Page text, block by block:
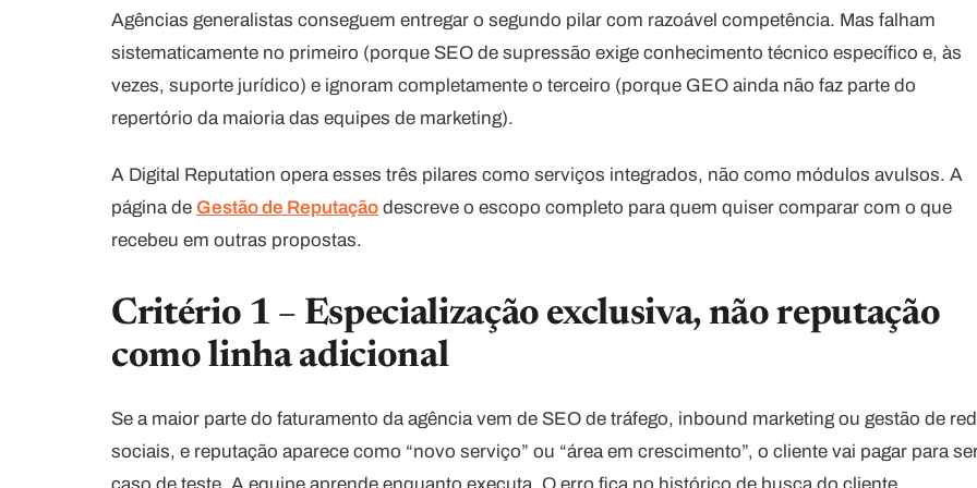
Agências generalistas conseguem entregar o segundo pilar com razoável competência. Mas falham
sistematicamente no primeiro (porque SEO de supressão exige conhecimento técnico específico e, às
vezes, suporte jurídico) e ignoram completamente o terceiro (porque GEO ainda não faz parte do
repertório da maioria das equipes de marketing).
A Digital Reputation opera esses três pilares como serviços integrados, não como módulos avulsos. A
página de Gestão de Reputação descreve o escopo completo para quem quiser comparar com o que
recebeu em outras propostas.
Critério 1 – Especialização exclusiva, não reputação
como linha adicional
Se a maior parte do faturamento da agência vem de SEO de tráfego, inbound marketing ou gestão de
sociais, e reputação aparece como “novo serviço” ou “área em crescimento”, o cliente vai pagar para
caso de teste. A equipe aprende enquanto executa. O erro fica no histórico de busca do cliente.